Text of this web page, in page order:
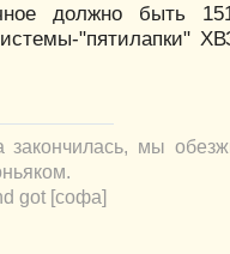
должно быть
"пятилапки"
закончилась, мы
got [софа]